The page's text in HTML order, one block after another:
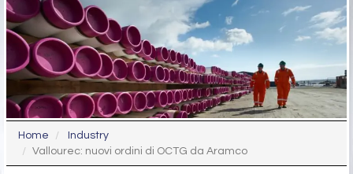
Home
Industry
Vallourec: nuovi ordini di OCTG da Aramco